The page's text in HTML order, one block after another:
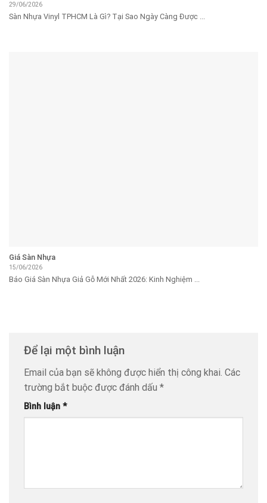
29/06/2026
Sàn Nhựa Vinyl TPHCM Là Gì? Tại Sao Ngày Càng Được ...
Giá Sàn Nhựa
15/06/2026
Báo Giá Sàn Nhựa Giả Gỗ Mới Nhất 2026: Kinh Nghiệm ...
Để lại một bình luận
Email của bạn sẽ không được hiển thị công khai. Các
trường bắt buộc được đánh dấu *
Bình luận *